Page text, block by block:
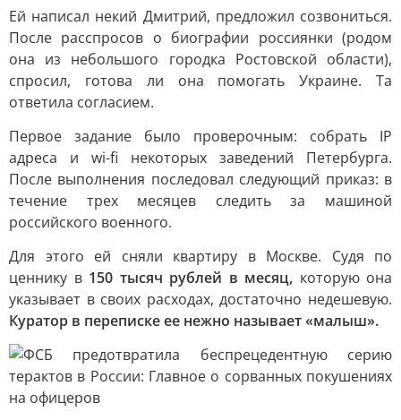
Ей написал некий Дмитрий, предложил созвониться.
После расспросов о биографии россиянки (родом
она из небольшого городка Ростовской области),
спросил, готова ли она помогать Украине. Та
ответила согласием.
Первое задание было проверочным: собрать IP
адреса и wi-fi некоторых заведений Петербурга.
После выполнения последовал следующий приказ: в
течение трех месяцев следить за машиной
российского военного.
Для этого ей сняли квартиру в Москве. Судя по
ценнику в 150 тысяч рублей в месяц, которую она
указывает в своих расходах, достаточно недешевую.
Куратор в переписке ее нежно называет «малыш».